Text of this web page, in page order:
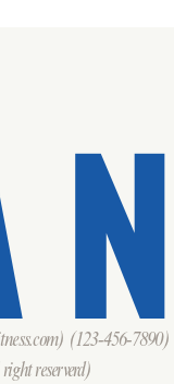
(123-456-7890)
reserverd)